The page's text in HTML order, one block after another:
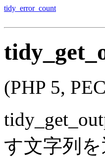
tidy_error_count
(PHP 5,
す文字列